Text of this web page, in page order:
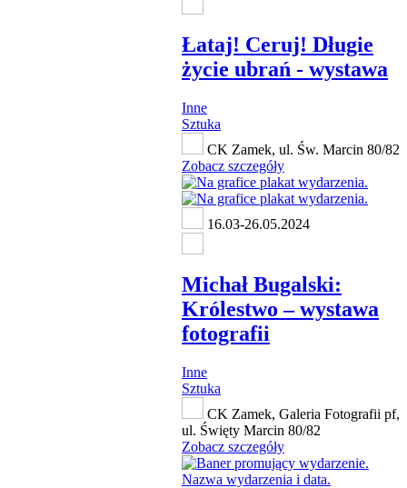
Łataj! Ceruj! Długie
życie ubrań - wystawa
Inne
Sztuka
CK Zamek, ul. Św. Marcin 80/82
Zobacz szczegóły
16.03-26.05.2024
Michał Bugalski:
Królestwo ‒ wystawa
fotografii
Inne
Sztuka
CK Zamek, Galeria Fotografii pf,
ul. Święty Marcin 80/82
Zobacz szczegóły